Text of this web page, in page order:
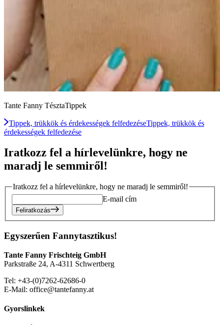
Tante Fanny TésztaTippek
Tippek, trükkök és érdekességek felfedezéseTippek, trükkök és
érdekességek felfedezése
Iratkozz fel a hírlevelünkre, hogy ne
maradj le semmiről!
Iratkozz fel a hírlevelünkre, hogy ne maradj le semmiről!
E-mail cím
Feliratkozás
Egyszerűen Fannytasztikus!
Tante Fanny Frischteig GmbH
Parkstraße 24, A-4311 Schwertberg
Tel: +43-(0)7262-62686-0
E-Mail: office@tantefanny.at
Gyorslinkek